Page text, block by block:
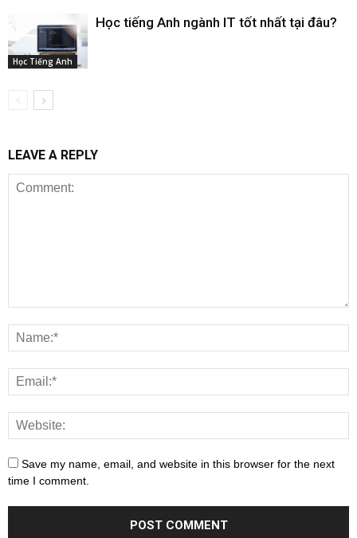
Học Tiếng Anh
Học tiếng Anh ngành IT tốt nhất tại đâu?
LEAVE A REPLY
Save my name, email, and website in this browser for the next
time I comment.